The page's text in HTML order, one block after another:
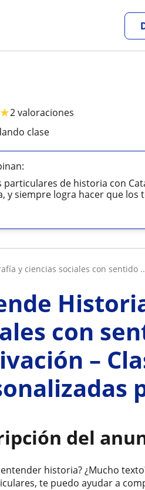
★2 valoraciones
clase
particulares de historia con
y siempre logra hacer que los
y ciencias sociales con sentido
con
–
del
historia? ¿Mucho
te puedo ayudar a